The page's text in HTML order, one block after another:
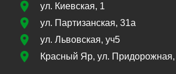
ул. Киевская, 1
ул. Партизанская, 31а
ул. Львовская, уч5
Красный Яр, ул.